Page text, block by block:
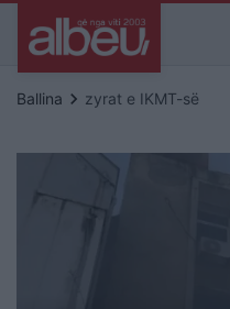
Ballina keyboard_arrow_right zyrat e IKMT-së